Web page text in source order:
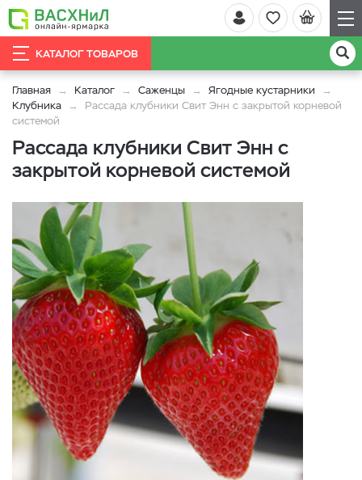
КАТАЛОГ ТОВАРОВ
Главная Каталог Саженцы
Ягодные кустарники
Клубника
Рассада клубники Свит Энн с закрытой корневой
системой
Рассада клубники Свит Энн с
закрытой корневой системой